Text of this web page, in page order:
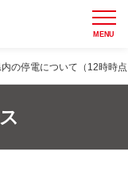
MENU
の停電について（12時時